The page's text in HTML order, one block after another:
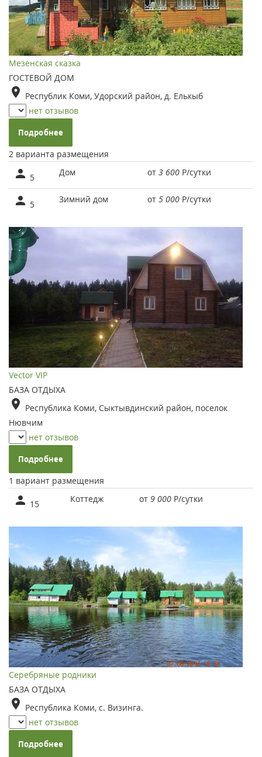
Мезенская сказка
ГОСТЕВОЙ ДОМ
Республик Коми, Удорский район, д. Елькыб
нет отзывов
Подробнее
2 варианта размещения
5 Дом от 3 600 Р/сутки
5 Зимний дом от 5 000 Р/сутки
Vector VIP
БАЗА ОТДЫХА
Республика Коми, Сыктывдинский район, поселок
Нювчим
нет отзывов
Подробнее
1 вариант размещения
15 Коттедж от 9 000 Р/сутки
Серебряные родники
БАЗА ОТДЫХА
Республика Коми, с. Визинга.
нет отзывов
Подробнее